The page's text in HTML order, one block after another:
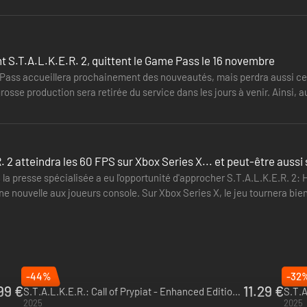
spectaculaire après la seconde explosion en 2006. Les mutants
est très difficile de survivre. Cependant, les artefacts d'une valeur
risques et périls, dans l'espoir de faire fortune ou de trouver la
UN MONDE ENTIÈREMENT OUVERT
ouvert et photoréaliste, dans une zone radioactive de 64 km²
votre propre destin et définir celui de l'humanité, en prenant
S.T.A.L.K.E.R. 2, quittent le Game Pass le 16 novembre
accueillera prochainement des nouveautés, mais perdra aussi
production sera retirée du service dans les jours à venir. Ainsi,
2 atteindra les 60 FPS sur Xbox Series X... et peut-être aussi
presse spécialisée a eu l'opportunité d'approcher S.T.A.L.K.E.R. 2:
nouvelle aux joueurs console. Sur Xbox Series X, le jeu tournera
€
-44%
S.T.A.L.K.E.R.: Call of Prypiat - Enhanced Edition - PC (Steam)
2025
11.29 €
-
2025